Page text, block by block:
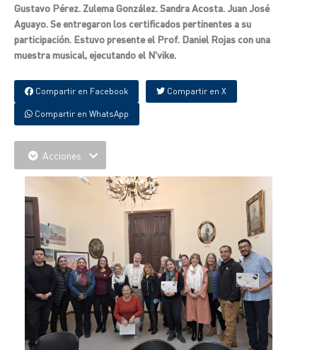
Gustavo Pérez. Zulema González. Sandra Acosta. Juan José
Aguayo. Se entregaron los certificados pertinentes a su
participación. Estuvo presente el Prof. Daniel Rojas con una
muestra musical, ejecutando el N'vike.
Compartir en Facebook Compartir en X
Compartir en WhatsApp
Acciones